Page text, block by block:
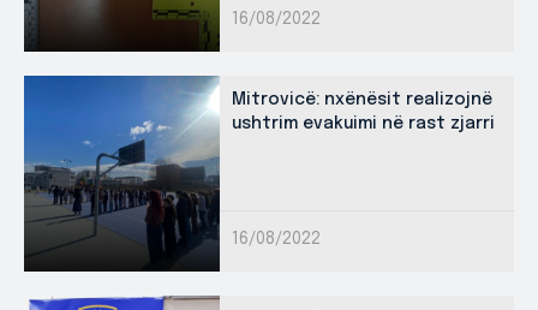
16/08/2022
Mitrovicë: nxënësit realizojnë
ushtrim evakuimi në rast zjarri
16/08/2022